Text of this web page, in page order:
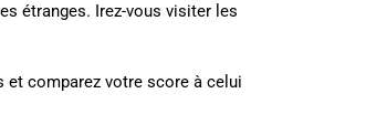
étranges. Irez-vous visiter les
et comparez votre score à celui